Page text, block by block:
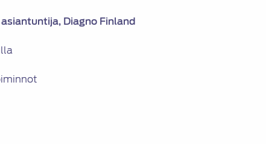
Diagno Finland